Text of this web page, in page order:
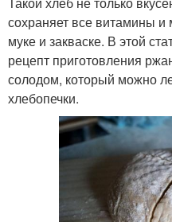
сохраняет все витамины
муке и закваске. В этой
рецепт приготовления
солодом, который можно
хлебопечки.